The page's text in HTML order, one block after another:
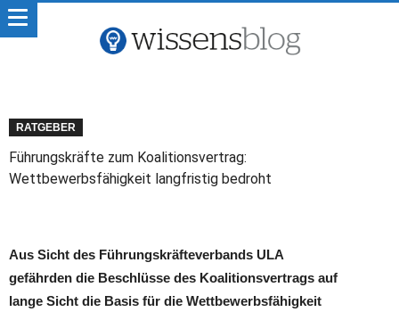
RATGEBER
Führungskräfte zum Koalitionsvertrag:
Wettbewerbsfähigkeit langfristig bedroht
Aus Sicht des Führungskräfteverbands ULA
gefährden die Beschlüsse des Koalitionsvertrags auf
lange Sicht die Basis für die Wettbewerbsfähigkeit